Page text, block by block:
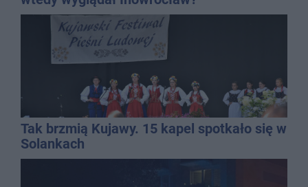
Tak brzmią Kujawy. 15 kapel spotkało się w
Solankach